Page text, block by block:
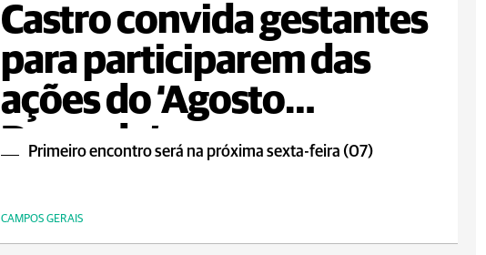
Castro convida gestantes
para participarem das
ações do ‘Agosto
Dourado’
Primeiro encontro será na próxima sexta-feira (07)
CAMPOS GERAIS